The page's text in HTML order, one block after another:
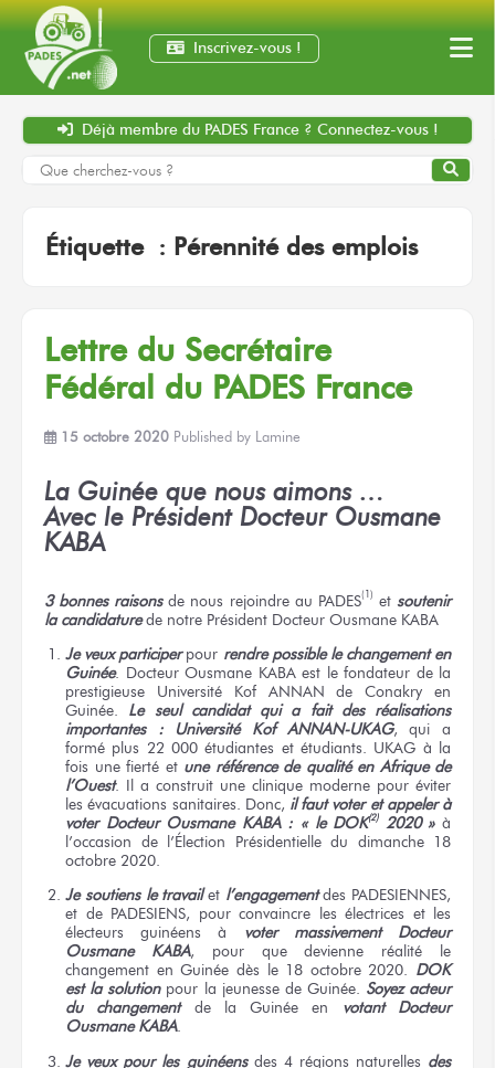
Inscrivez-vous !
Déjà membre du PADES France ? Connectez-vous !
Étiquette : Pérennité des emplois
Lettre du Secrétaire
Fédéral du PADES France
15 octobre 2020 Published by Lamine
La Guinée que nous aimons …
Avec le Président Docteur Ousmane
KABA
3 bonnes raisonsde nous rejoindre au PADES(1) etsoutenir
la candidaturede notre Président Docteur Ousmane KABA
Je veux participerpour rendre possible le changement en
Guinée. Docteur Ousmane KABA est le fondateur de la
prestigieuse Université Kof ANNAN de Conakry en
Guinée. Le seul candidat qui a fait des réalisations
importantes : Université Kof ANNAN-UKAG, qui a
formé plus 22 000 étudiantes et étudiants. UKAG à la
fois une fierté et une référence de qualité en Afrique de
l’Ouest. Il a construit une clinique moderne pour éviter
les évacuations sanitaires. Donc, il faut voter et appeler à
voter Docteur Ousmane KABA : « le DOK(2)2020 »à
l’occasion de l’Élection Présidentielle du dimanche 18
octobre 2020.
Je soutiens le travailet l’engagementdes PADESIENNES,
et de PADESIENS, pour convaincre les électrices et les
électeurs guinéens à voter massivement Docteur
Ousmane KABA, pour que devienne réalité le
changement en Guinée dès le 18 octobre 2020. DOK
est la solutionpour la jeunesse de Guinée. Soyez acteur
du changementde la Guinée en votant Docteur
Ousmane KABA.
Je veux pour les guinéensdes 4 régions naturelles des